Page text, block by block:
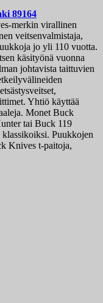
89164
merkin virallinen
veitsenvalmistaja,
jo yli 110 vuotta.
käsityönä vuonna
johtavista taittuvien
Yhtiö käyttää
Monet Buck
tai Buck 119
klassikoiksi. Puukkojen
Knives t-paitoja,